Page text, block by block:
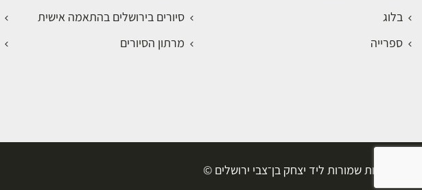
בלוג
ספרייה
סיורים בירושלים בהתאמה אישית
מרתון הסיורים
כל הזכויות שמורות ליד יצחק בן־צבי ירושלים ©